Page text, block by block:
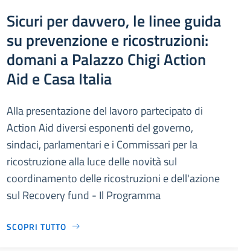
Sicuri per davvero, le linee guida
su prevenzione e ricostruzioni:
domani a Palazzo Chigi Action
Aid e Casa Italia
Alla presentazione del lavoro partecipato di
Action Aid diversi esponenti del governo,
sindaci, parlamentari e i Commissari per la
ricostruzione alla luce delle novità sul
coordinamento delle ricostruzioni e dell'azione
sul Recovery fund - Il Programma
SCOPRI TUTTO